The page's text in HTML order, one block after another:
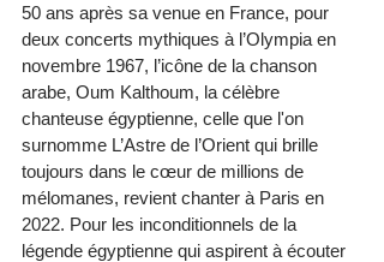
50 ans après sa venue en France, pour
deux concerts mythiques à l’Olympia en
novembre 1967, l’icône de la chanson
arabe, Oum Kalthoum, la célèbre
chanteuse égyptienne, celle que l'on
surnomme L’Astre de l’Orient qui brille
toujours dans le cœur de millions de
mélomanes, revient chanter à Paris en
2022. Pour les inconditionnels de la
légende égyptienne qui aspirent à écouter